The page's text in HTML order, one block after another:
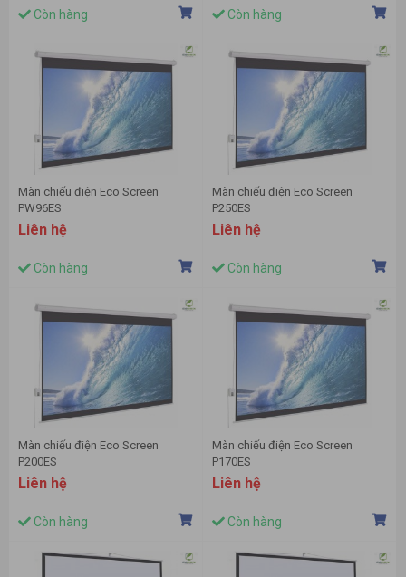
Còn hàng Còn hàng
Màn chiếu điện Eco Screen
PW96ES
Liên hệ
Còn hàng
Màn chiếu điện Eco Screen
P250ES
Liên hệ
Còn hàng
Màn chiếu điện Eco Screen
P200ES
Liên hệ
Còn hàng
Màn chiếu điện Eco Screen
P170ES
Liên hệ
Còn hàng